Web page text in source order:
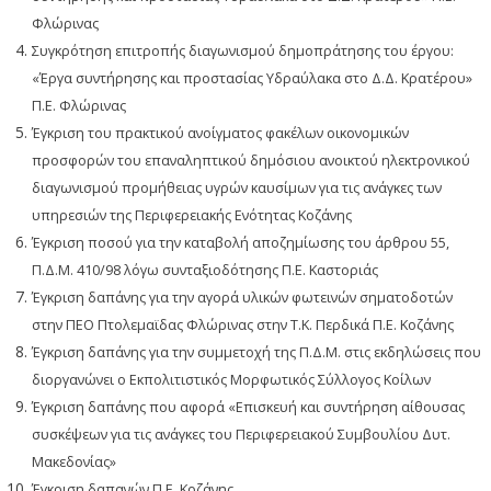
Φλώρινας
Συγκρότηση επιτροπής διαγωνισμού δημοπράτησης του έργου:
«Έργα συντήρησης και προστασίας Υδραύλακα στο Δ.Δ. Κρατέρου»
Π.Ε. Φλώρινας
Έγκριση του πρακτικού ανοίγματος φακέλων οικονομικών
προσφορών του επαναληπτικού δημόσιου ανοικτού ηλεκτρονικού
διαγωνισμού προμήθειας υγρών καυσίμων για τις ανάγκες των
υπηρεσιών της Περιφερειακής Ενότητας Κοζάνης
Έγκριση ποσού για την καταβολή αποζημίωσης του άρθρου 55,
Π.Δ.Μ. 410/98 λόγω συνταξιοδότησης Π.Ε. Καστοριάς
Έγκριση δαπάνης για την αγορά υλικών φωτεινών σηματοδοτών
στην ΠΕΟ Πτολεμαϊδας Φλώρινας στην Τ.Κ. Περδικά Π.Ε. Κοζάνης
Έγκριση δαπάνης για την συμμετοχή της Π.Δ.Μ. στις εκδηλώσεις που
διοργανώνει ο Εκπολιτιστικός Μορφωτικός Σύλλογος Κοίλων
Έγκριση δαπάνης που αφορά «Επισκευή και συντήρηση αίθουσας
συσκέψεων για τις ανάγκες του Περιφερειακού Συμβουλίου Δυτ.
Μακεδονίας»